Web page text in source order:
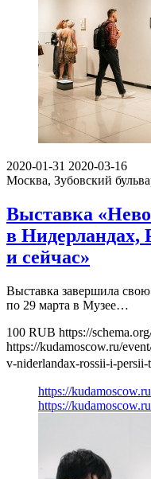
2020-01-31 2020-03-16
Москва, Зубовский
Выставка
в Нидерландах,
и сейчас»
Выставка завершила
по 29 марта в Музее…
100 RUB https://
https://kudamoscow.ru/
v-niderlandax-rossii-i-persii-
https://
https://